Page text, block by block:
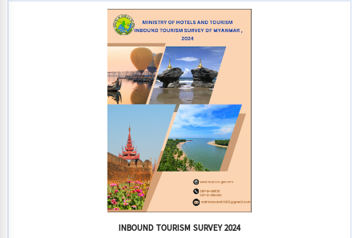
INBOUND TOURISM SURVEY 2024